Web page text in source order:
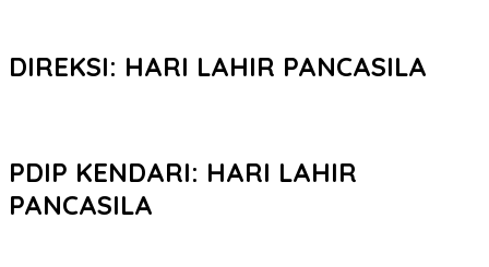
DIREKSI: HARI LAHIR PANCASILA
PDIP KENDARI: HARI LAHIR
PANCASILA